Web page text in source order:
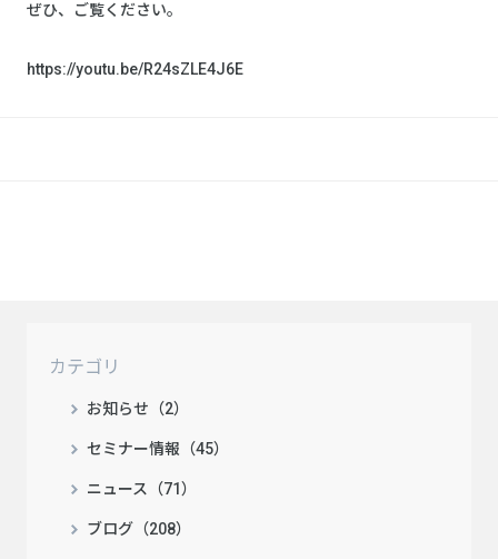
ぜひ、ご覧ください。
https://youtu.be/R24sZLE4J6E
カテゴリ
お知らせ（2）
セミナー情報（45）
ニュース（71）
ブログ（208）